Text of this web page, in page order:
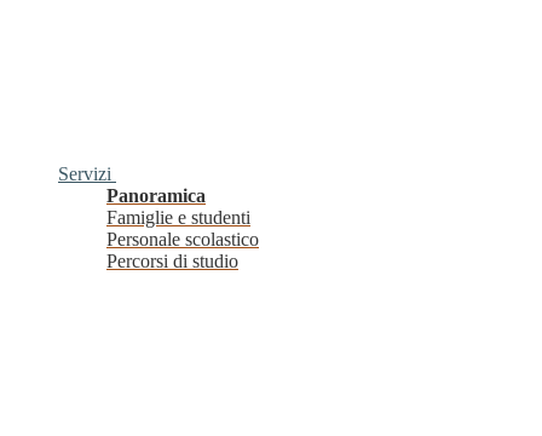
Servizi
Panoramica
Famiglie e studenti
Personale scolastico
Percorsi di studio